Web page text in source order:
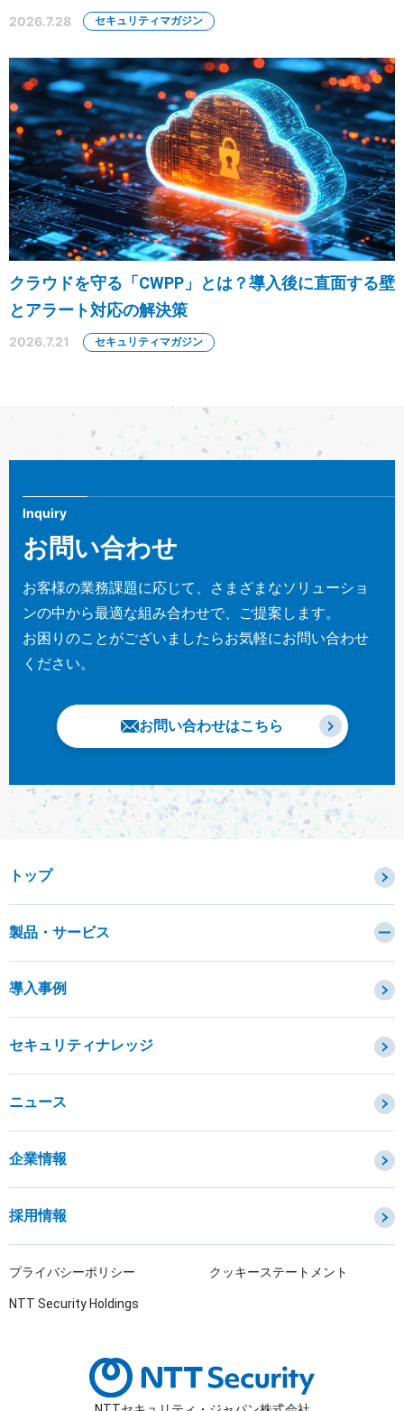
2026.7.28 セキュリティマガジン
クラウドを守る「CWPP」とは？導入後に直面する壁
とアラート対応の解決策
2026.7.21 セキュリティマガジン
Inquiry
お問い合わせ
お客様の業務課題に応じて、さまざまなソリューショ
ンの中から最適な組み合わせで、ご提案します。
お困りのことがございましたらお気軽にお問い合わせ
ください。
お問い合わせはこちら
トップ
製品・サービス
OTセキュリティ
IoTプロダクトセキュリティ
導入事例
セキュリティナレッジ
ニュース
企業情報
採用情報
プライバシーポリシー クッキーステートメント
NTT Security Holdings